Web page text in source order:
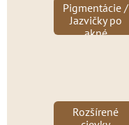
Pigmentácie /
Jazvičky po
akné
Rozšírené